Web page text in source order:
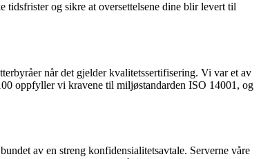
tidsfrister og sikre at oversettelsene dine blir levert til
når det gjelder kvalitetssertifisering. Vi var et av
oppfyller vi kravene til miljøstandarden ISO 14001, og
av en streng konfidensialitetsavtale. Serverne våre